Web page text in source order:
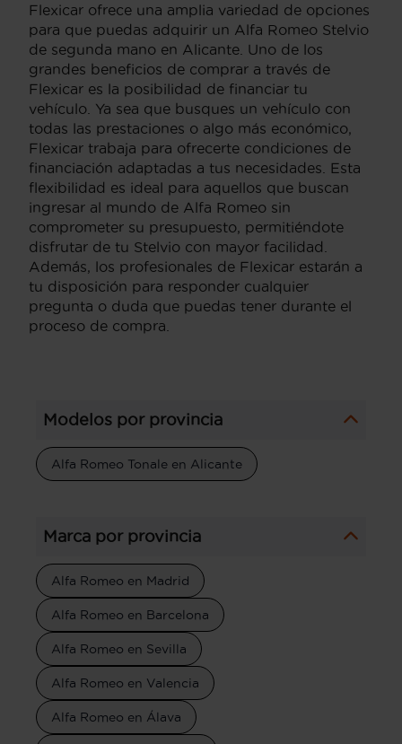
Flexicar ofrece una amplia variedad de opciones
para que puedas adquirir un Alfa Romeo Stelvio
de segunda mano en Alicante. Uno de los
grandes beneficios de comprar a través de
Flexicar es la posibilidad de financiar tu
vehículo. Ya sea que busques un vehículo con
todas las prestaciones o algo más económico,
Flexicar trabaja para ofrecerte condiciones de
financiación adaptadas a tus necesidades. Esta
flexibilidad es ideal para aquellos que buscan
ingresar al mundo de Alfa Romeo sin
comprometer su presupuesto, permitiéndote
disfrutar de tu Stelvio con mayor facilidad.
Además, los profesionales de Flexicar estarán a
tu disposición para responder cualquier
pregunta o duda que puedas tener durante el
proceso de compra.
Modelos por provincia
Alfa Romeo Tonale en Alicante
Marca por provincia
Alfa Romeo en Madrid
Alfa Romeo en Barcelona
Alfa Romeo en Sevilla
Alfa Romeo en Valencia
Alfa Romeo en Álava